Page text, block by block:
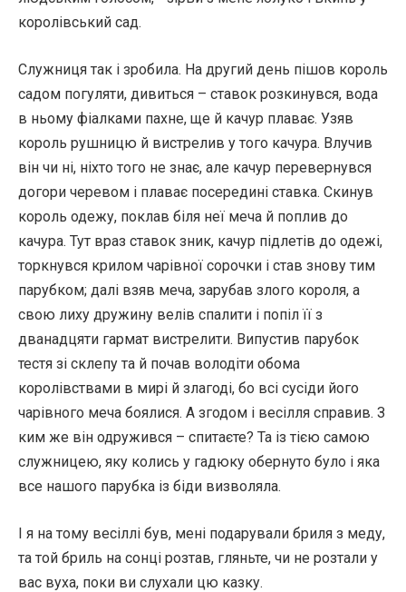
королівський сад.
Служниця так і зробила. На другий день пішов король
садом погуляти, дивиться – ставок розкинувся, вода
в ньому фіалками пахне, ще й качур плаває. Узяв
король рушницю й вистрелив у того качура. Влучив
він чи ні, ніхто того не знає, але качур перевернувся
догори черевом і плаває посередині ставка. Скинув
король одежу, поклав біля неї меча й поплив до
качура. Тут враз ставок зник, качур підлетів до одежі,
торкнувся крилом чарівної сорочки і став знову тим
парубком; далі взяв меча, зарубав злого короля, а
свою лиху дружину велів спалити і попіл її з
дванадцяти гармат вистрелити. Випустив парубок
тестя зі склепу та й почав володіти обома
королівствами в мирі й злагоді, бо всі сусіди його
чарівного меча боялися. А згодом і весілля справив. З
ким же він одружився – спитаєте? Та із тією самою
служницею, яку колись у гадюку обернуто було і яка
все нашого парубка із біди визволяла.
І я на тому весіллі був, мені подарували бриля з меду,
та той бриль на сонці розтав, гляньте, чи не розтали у
вас вуха, поки ви слухали цю казку.